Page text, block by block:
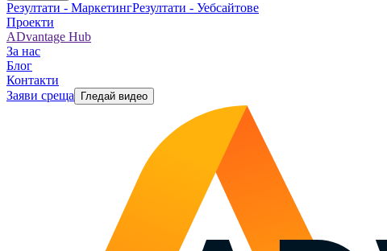
Резултати - МаркетингРезултати - Уебсайтове
Проекти
ADvantage Hub
За нас
Блог
Контакти
Заяви среща
Гледай видео